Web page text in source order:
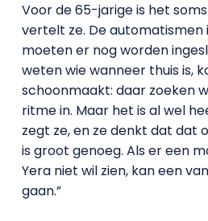
Voor de 65-jarige is het
vertelt ze. De automatismen
moeten er nog worden
weten wie wanneer thuis is,
schoonmaakt: daar zoeken
ritme in. Maar het is al wel
zegt ze, en ze denkt dat dat
is groot genoeg. Als er een
Yera niet wil zien, kan een
gaan.”